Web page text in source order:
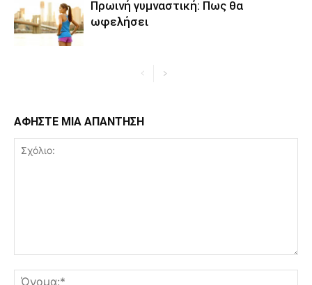
Πρωινή γυμναστική: Πως θα
ωφελήσει
ΑΦΗΣΤΕ ΜΙΑ ΑΠΑΝΤΗΣΗ